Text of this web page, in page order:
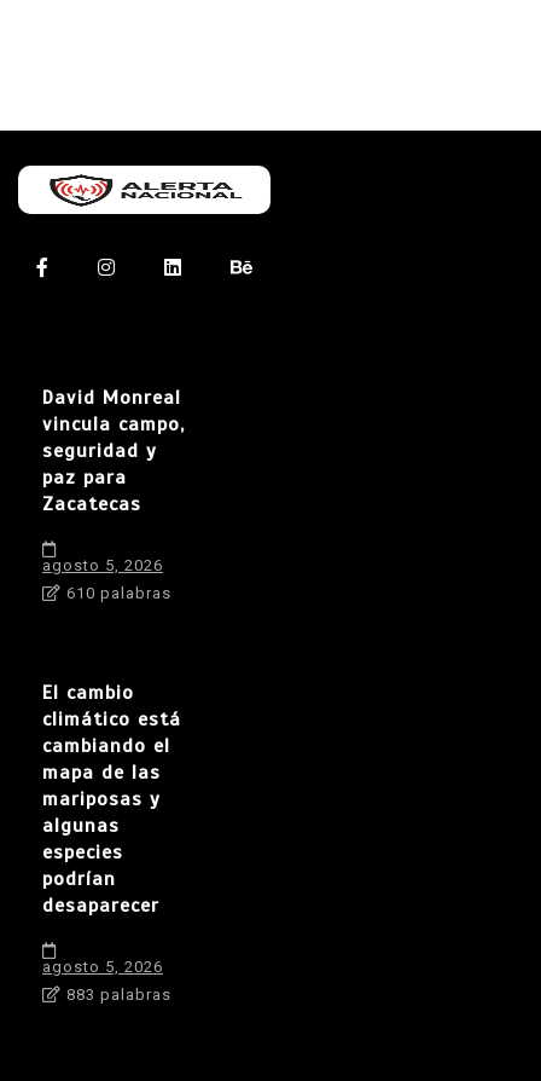
David Monreal
vincula campo,
seguridad y
paz para
Zacatecas
agosto 5, 2026
610 palabras
El cambio
climático está
cambiando el
mapa de las
mariposas y
algunas
especies
podrían
desaparecer
agosto 5, 2026
883 palabras